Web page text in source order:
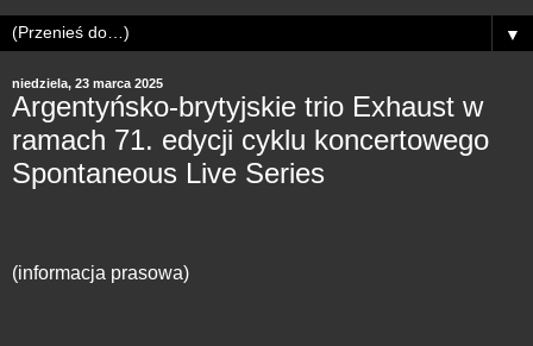
▼
niedziela, 23 marca 2025
Argentyńsko-brytyjskie trio Exhaust w
ramach 71. edycji cyklu koncertowego
Spontaneous Live Series
(informacja prasowa)